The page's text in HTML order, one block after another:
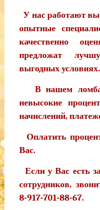
У нас работают
опытные
качественно
предложат
выгодных условиях.
В нашем
невысокие
начислений,
Оплатить
Вас.
Если у Вас есть
сотрудников,
8-917-701-88-67.